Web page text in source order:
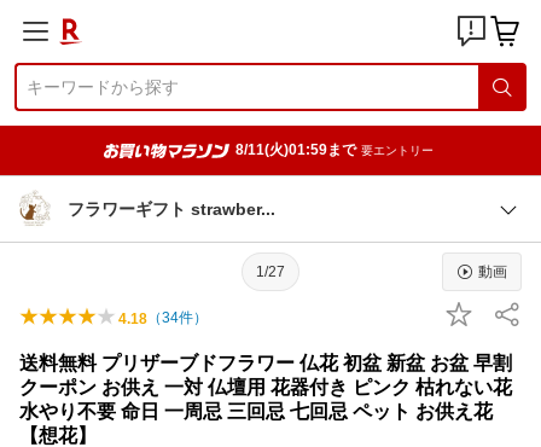
8/11(火)01:59まで 要エントリー
フラワーギフト strawber
1/27 動画
4.18 （34件）
送料無料 プリザーブドフラワー 仏花 初盆 新盆 お盆 早割
クーポン お供え 一対 仏壇用 花器付き ピンク 枯れない花
水やり不要 命日 一周忌 三回忌 七回忌 ペット お供え花
【想花】